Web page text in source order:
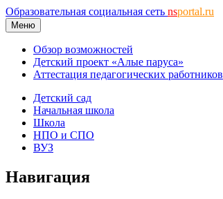
Образовательная социальная сеть nsportal.ru
Меню
Обзор возможностей
Детский проект «Алые паруса»
Аттестация педагогических работников
Детский сад
Начальная школа
Школа
НПО и СПО
ВУЗ
Навигация